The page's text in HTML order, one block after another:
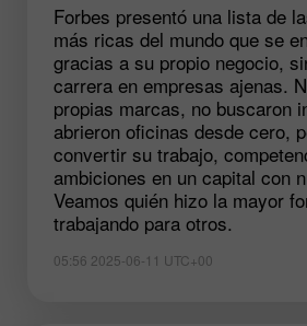
Forbes presentó una lista de
más ricas del mundo que se
gracias a su propio negocio,
carrera en empresas ajenas.
propias marcas, no buscaron
abrieron oficinas desde cero,
convertir su trabajo,
ambiciones en un capital con
Veamos quién hizo la mayor
trabajando para otros.
05:56 2025-06-11 UTC+00